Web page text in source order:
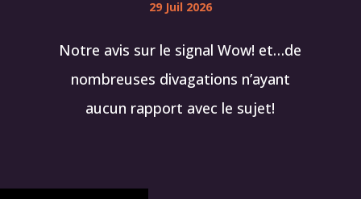
29 Juil 2026
Notre avis sur le signal Wow! et…de
nombreuses divagations n’ayant
aucun rapport avec le sujet!